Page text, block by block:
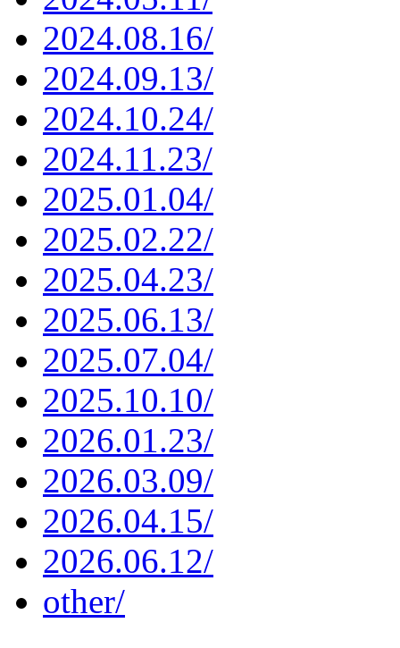
2024.08.16/
2024.09.13/
2024.10.24/
2024.11.23/
2025.01.04/
2025.02.22/
2025.04.23/
2025.06.13/
2025.07.04/
2025.10.10/
2026.01.23/
2026.03.09/
2026.04.15/
2026.06.12/
other/